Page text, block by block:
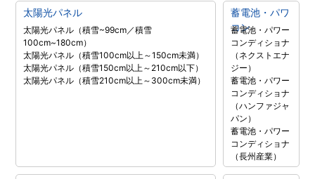
太陽光パネル
太陽光パネル（積雪~99cm／積雪
100cm~180cm）
太陽光パネル（積雪100cm以上～150cm未満）
太陽光パネル（積雪150cm以上～210cm以下）
太陽光パネル（積雪210cm以上～300cm未満）
蓄電池・パワ
コン
蓄電池・パワー
コンディショナ
（ネクストエナ
ジー）
蓄電池・パワー
コンディショナ
（ハンファジャ
パン）
蓄電池・パワー
コンディショナ
（長州産業）